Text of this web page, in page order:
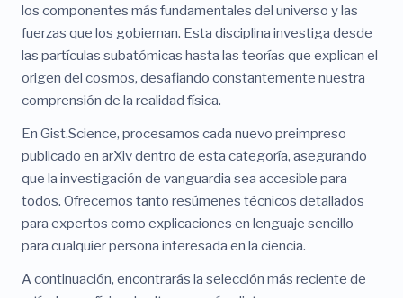
los componentes más fundamentales del universo y las
fuerzas que los gobiernan. Esta disciplina investiga desde
las partículas subatómicas hasta las teorías que explican el
origen del cosmos, desafiando constantemente nuestra
comprensión de la realidad física.
En Gist.Science, procesamos cada nuevo preimpreso
publicado en arXiv dentro de esta categoría, asegurando
que la investigación de vanguardia sea accesible para
todos. Ofrecemos tanto resúmenes técnicos detallados
para expertos como explicaciones en lenguaje sencillo
para cualquier persona interesada en la ciencia.
A continuación, encontrarás la selección más reciente de